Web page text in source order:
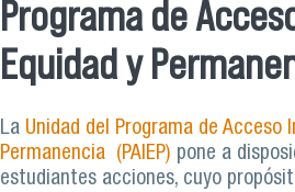
Programa de
Equidad y
La Unidad del Programa de Acceso
Permanencia (PAIEP) pone a
estudiantes acciones, cuyo